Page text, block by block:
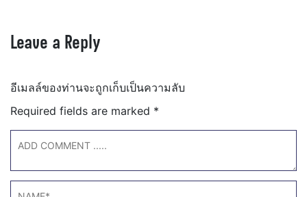
Leave a Reply
อีเมลล์ของท่านจะถูกเก็บเป็นความลับ
Required fields are marked *